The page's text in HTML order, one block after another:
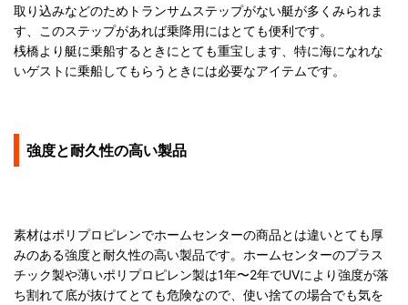
取り込みなどのためトランサムステップがない艇が多くみられま
す、このステップがあれば乗降用にはとても便利です。
桟橋より艇に乗船するときにとても重宝します、特に海になれな
いゲストに乗船してもらうときには必要なアイテムです。
強度と耐久性の高い製品
素材はポリプロピレンでホームセンターの商品とは違いとても厚
みのある強度と耐久性の高い製品です。ホームセンターのプラス
チック製や薄いポリプロピレン製は1年〜2年でUVにより強度が落
ち割れて底が抜けてとても危険なので、使い捨ての場合でも気を